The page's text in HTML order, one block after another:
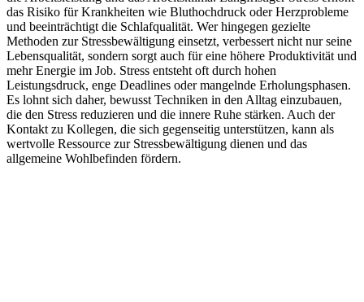
das Risiko für Krankheiten wie Bluthochdruck oder Herzprobleme
und beeinträchtigt die Schlafqualität. Wer hingegen gezielte
Methoden zur Stressbewältigung einsetzt, verbessert nicht nur seine
Lebensqualität, sondern sorgt auch für eine höhere Produktivität und
mehr Energie im Job. Stress entsteht oft durch hohen
Leistungsdruck, enge Deadlines oder mangelnde Erholungsphasen.
Es lohnt sich daher, bewusst Techniken in den Alltag einzubauen,
die den Stress reduzieren und die innere Ruhe stärken. Auch der
Kontakt zu Kollegen, die sich gegenseitig unterstützen, kann als
wertvolle Ressource zur Stressbewältigung dienen und das
allgemeine Wohlbefinden fördern.